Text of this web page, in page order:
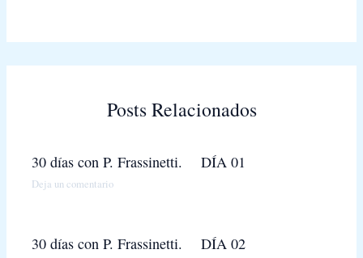
Posts Relacionados
30 días con P. Frassinetti. DÍA 01
Deja un comentario
30 días con P. Frassinetti. DÍA 02